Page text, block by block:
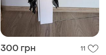
300 грн 11